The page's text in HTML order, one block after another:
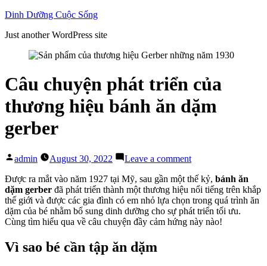
Skip
content
Dinh Dưỡng Cuộc Sống
Just another WordPress site
Câu chuyện phát triển của
thương hiệu bánh ăn dặm
gerber
Posted
admin August 30, 2022 Leave a commenton
chuyện
phát
triển
của
thương
Được ra mắt vào năm 1927 tại Mỹ, sau gần một thế kỷ, bánh ăn
dặm gerber đã phát triển thành một thương hiệu nổi tiếng trên khắp
thế giới và được các gia đình có em nhỏ lựa chọn trong quá trình ăn
dặm của bé nhằm bổ sung dinh dưỡng cho sự phát triển tối ưu.
Cùng tìm hiểu qua về câu chuyện đầy cảm hứng này nào!
Vì sao bé cần tập ăn dặm